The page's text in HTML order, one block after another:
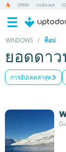
OPERA เกมย้อนยุค
WINDOWS / ท็อป
ยอดดา
การอัปเดตล่าสุด